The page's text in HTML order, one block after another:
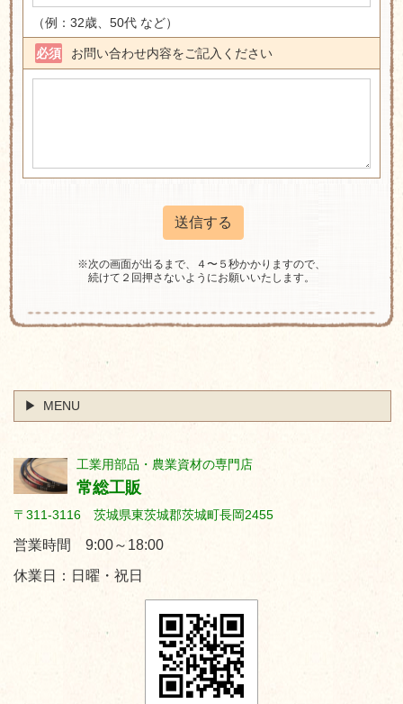
（例：32歳、50代 など）
お問い合わせ内容をご記入ください
必須
※次の画面が出るまで、４〜５秒かかりますので、
続けて２回押さないようにお願いいたします。
MENU
工業用部品・農業資材の専門店
常総工販
〒311-3116 茨城県東茨城郡茨城町長岡2455
営業時間 9:00～18:00
休業日：日曜・祝日